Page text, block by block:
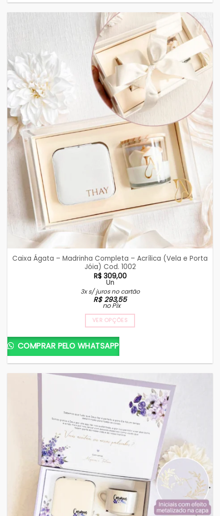
Caixa Ágata – Madrinha Completa – Acrílica (Vela e Porta
Jóia) Cod. 1002
R$309,00
Un
3x s/ juros no cartão
R$293,55
no Pix
VER OPÇÕES
COMPRAR PELO WHATSAPP